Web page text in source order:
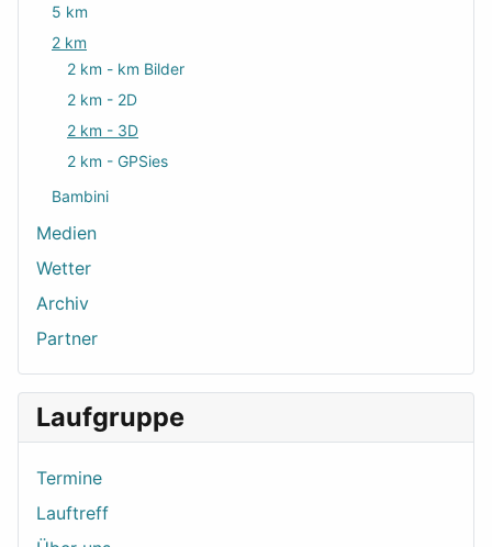
5 km
2 km
2 km - km Bilder
2 km - 2D
2 km - 3D
2 km - GPSies
Bambini
Medien
Wetter
Archiv
Partner
Laufgruppe
Termine
Lauftreff